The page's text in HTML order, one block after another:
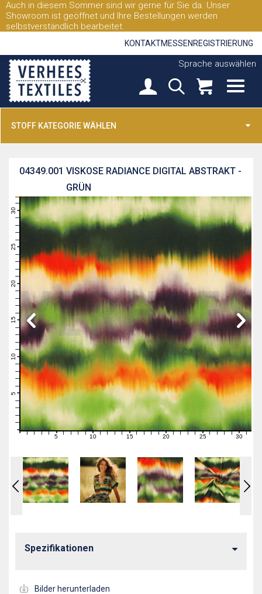
Auch in diesem Sommer sind wir gerne für Sie da. Unser
Showroom ist geöffnet und Ihre Bestellungen werden
selbstverständlich bearbeitet.
KONTAKTMESSEN REGISTRIERUNG
Sprache auswählen
STOFF KATEGORIE WÄHLEN
VISKOSE RADIANCE DIGITAL ABSTRAKT -
GRÜN
04349.001
9
11
12
14
15
16
18
21
22
23
24
26
29
30
31
0 1 2 3 4 5 6 7 8910111213141516171819 21222324252627282930 31
Spezifikationen
Bilder herunterladen